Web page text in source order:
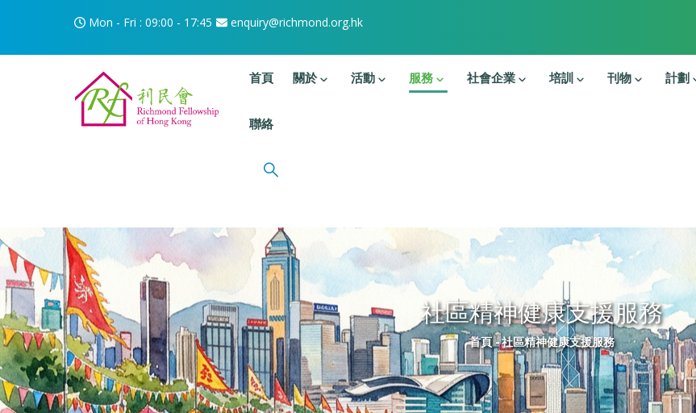
Mon - Fri : 09:00 - 17:45 enquiry@richmond.org.hk
主選單
首頁 關於 活動 服務 社會企業 培訓 刊物 計劃
聯絡
社區精神健康支援服務
導航連結
首頁 -社區精神健康支援服務